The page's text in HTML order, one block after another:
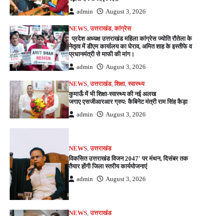
admin August 3, 2026
NEWS,उत्तराखंड,कांग्रेस
प्रदेश अध्यक्ष उत्तराखंड महिला कांग्रेस ज्योति रौतेला के
नेतृत्व में डीएम कार्यालय का घेराव, अमित शाह के इस्तीफे व
प्रधानमंत्री से माफी की मांग।
admin August 3, 2026
NEWS,उत्तराखंड,शिक्षा,स्वास्थ्य
कुमाऊँ में भी शिक्षा-स्वास्थ्य की नई अलख
जगाए एसजीआरआर ग्रुप: कैबिनेट मंत्री राम सिंह कैड़ा
admin August 3, 2026
NEWS,उत्तराखंड
विकसित उत्तराखंड विजन 2047′ पर मंथन, दिसंबर तक
तैयार होंगी जिला स्तरीय कार्ययोजनाएं
admin August 3, 2026
NEWS,उत्तराखंड